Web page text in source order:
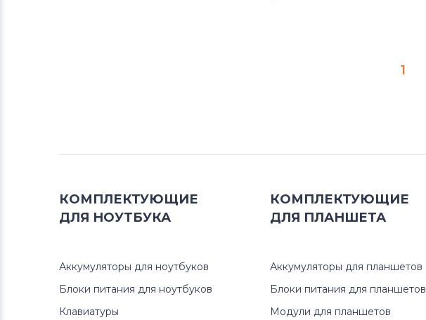
1
КОМПЛЕКТУЮЩИЕ
ДЛЯ НОУТБУКА
Аккумуляторы для ноутбуков
Блоки питания для ноутбуков
Клавиатуры
КОМПЛЕКТУЮЩИЕ
ДЛЯ ПЛАНШЕТА
Аккумуляторы для планшетов
Блоки питания для планшетов
Модули для планшетов